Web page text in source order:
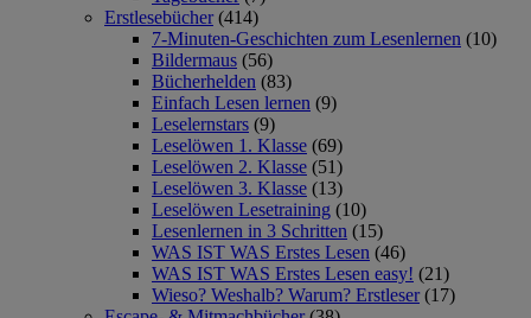
Erstlesebücher (414)
7-Minuten-Geschichten zum Lesenlernen (10)
Bildermaus (56)
Bücherhelden (83)
Einfach Lesen lernen (9)
Leselernstars (9)
Leselöwen 1. Klasse (69)
Leselöwen 2. Klasse (51)
Leselöwen 3. Klasse (13)
Leselöwen Lesetraining (10)
Lesenlernen in 3 Schritten (15)
WAS IST WAS Erstes Lesen (46)
WAS IST WAS Erstes Lesen easy! (21)
Wieso? Weshalb? Warum? Erstleser (17)